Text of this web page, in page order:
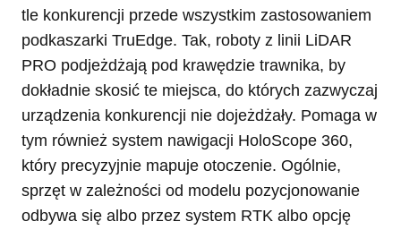
tle konkurencji przede wszystkim zastosowaniem
podkaszarki TruEdge. Tak, roboty z linii LiDAR
PRO podjeżdżają pod krawędzie trawnika, by
dokładnie skosić te miejsca, do których zazwyczaj
urządzenia konkurencji nie dojeżdżały. Pomaga w
tym również system nawigacji HoloScope 360,
który precyzyjnie mapuje otoczenie. Ogólnie,
sprzęt w zależności od modelu pozycjonowanie
odbywa się albo przez system RTK albo opcję